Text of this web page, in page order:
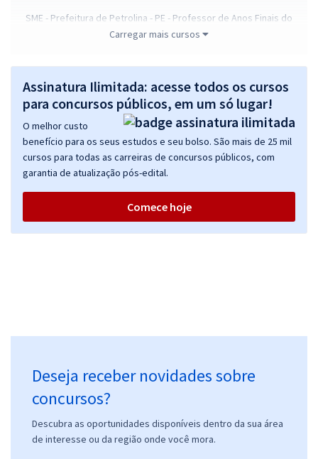
SME - Prefeitura de Petrolina - PE - Professor de Anos Finais do
Ensino Fundamental - Matemática
29,52
Economize R$ 88,56 (-20%)
Comprar
SME - Prefeitura de Petrolina - PE - Professor de Educação Infantil e
Ensino Fundamental (Anos Iniciais)
à vista
ou 12x deR$29,52
SME - Prefeitura de Petrolina - PE - Psicólogo Escolar
ou 12x de R$33,33
Economize R$ 99,98 (-20%)
Comprar
Carregar mais cursos
Assinatura Ilimitada: acesse todos os cursos
para concursos públicos, em um só lugar!
O melhor custo
benefício para os seus estudos e seu bolso. São mais de 25 mil
cursos para todas as carreiras de concursos públicos, com
garantia de atualização pós-edital.
Comece hoje
Deseja receber novidades sobre
concursos?
Descubra as oportunidades disponíveis dentro da sua área
de interesse ou da região onde você mora.